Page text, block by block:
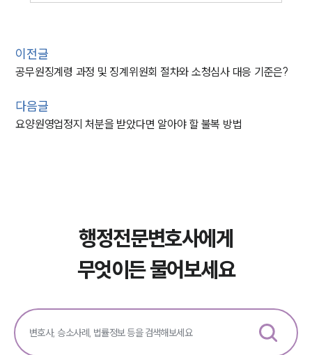
이전글
공무원징계령 과정 및 징계위원회 절차와 소청심사 대응 기준은?
다음글
요양원영업정지 처분을 받았다면 알아야 할 불복 방법
행정전문변호사에게
무엇이든 물어보세요